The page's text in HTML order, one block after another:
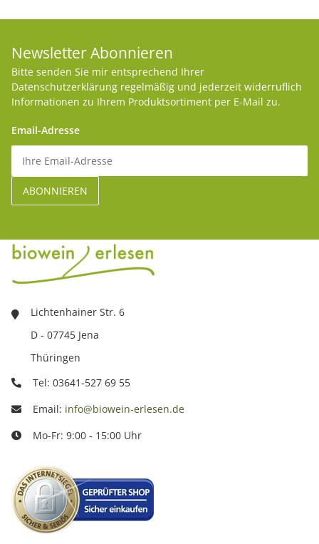
Newsletter Abonnieren
Bitte senden Sie mir entsprechend Ihrer
Datenschutzerklärung regelmäßig und jederzeit widerruflich
Informationen zu Ihrem Produktsortiment per E-Mail zu.
Email-Adresse
Lichtenhainer Str. 6
D - 07745 Jena
Thüringen
Tel: 03641-527 69 55
Email: info@biowein-erlesen.de
Mo-Fr: 9:00 - 15:00 Uhr